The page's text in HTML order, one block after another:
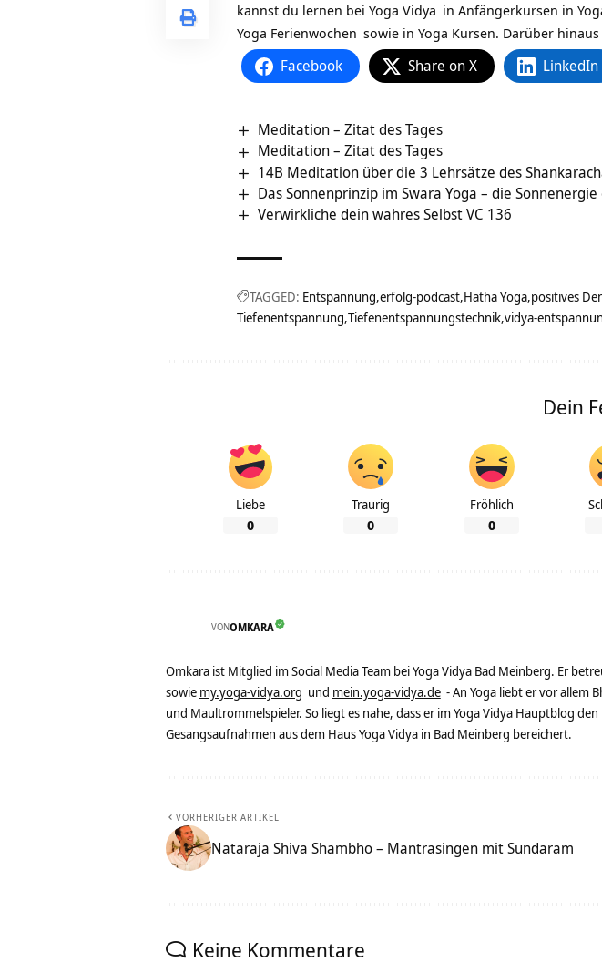
kannst du lernen bei Yoga Vidya in Anfängerkursen in
Yoga Ferienwochen sowie in Yoga Kursen. Darüber
Facebook Share on X LinkedIn
Meditation – Zitat des Tages
Meditation – Zitat des Tages
14B Meditation über die 3 Lehrsätze des
Das Sonnenprinzip im Swara Yoga – die
Verwirkliche dein wahres Selbst VC 136
TAGGED: Entspannung erfolg-podcast Hatha Yoga positives
Tiefenentspannung Tiefenentspannungstechnik vidya-
Dein
Liebe
0
Traurig
0
Fröhlich
0
VONOMKARA
Omkara ist Mitglied im Social Media Team bei Yoga Vidya Bad Meinberg. Er
sowie my.yoga-vidya.org und mein.yoga-vidya.de - An Yoga liebt er vor allem
und Maultrommelspieler. So liegt es nahe, dass er im Yoga Vidya Hauptblog
Gesangsaufnahmen aus dem Haus Yoga Vidya in Bad Meinberg bereichert.
VORHERIGER ARTIKEL
Nataraja Shiva Shambho – Mantrasingen mit Sundaram
Keine Kommentare